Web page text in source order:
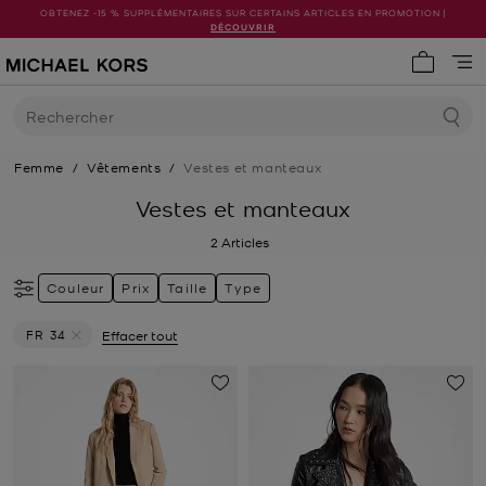
OBTENEZ -15 % SUPPLÉMENTAIRES SUR CERTAINS ARTICLES EN PROMOTION |
DÉCOUVRIR
Rechercher
Femme / Vêtements / Vestes et manteaux
Vestes et manteaux
2 Articles
Couleur Prix Taille Type
FR 34
Effacer tout